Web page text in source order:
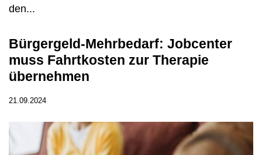
den...
Bürgergeld-Mehrbedarf: Jobcenter
muss Fahrtkosten zur Therapie
übernehmen
21.09.2024